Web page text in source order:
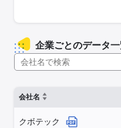
企業ごとのデータ
会社名
クボテック